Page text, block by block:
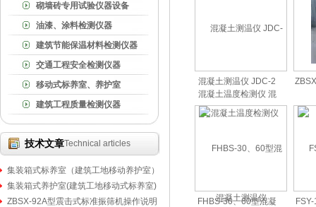
砌墙砖专用试验仪器设备
油漆、涂料检测仪器
建筑节能保温材料检测仪器
交通工程安全检测仪器
移动式标养室、养护室
建筑工程质量检测仪器
技术文章Technical articles
集装箱式标养室（建筑工地移动养护室）
集装箱式养护室(建筑工地移动式标养室)
ZBSX-92A型震击式标准振筛机操作说明
混凝土测温仪 JDC-2
混凝土温度检测仪 混
凝土测温仪
FHBS-30、60型混凝